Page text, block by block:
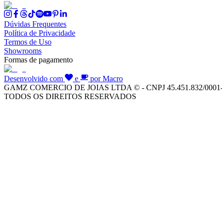
Dúvidas Frequentes
Política de Privacidade
Termos de Uso
Showrooms
Formas de pagamento
Desenvolvido com e
por Macro
GAMZ COMERCIO DE JOIAS LTDA © - CNPJ 45.451.832/
TODOS OS DIREITOS RESERVADOS